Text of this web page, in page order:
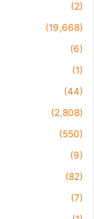
(2)
(19,668)
(6)
(1)
(44)
(2,808)
(550)
(9)
(82)
(7)